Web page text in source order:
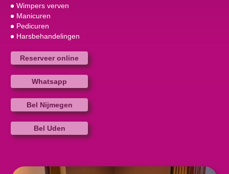
Wimpers verven
Manicuren
Pedicuren
Harsbehandelingen
Reserveer online
Whatsapp
Bel Nijmegen
Bel Uden